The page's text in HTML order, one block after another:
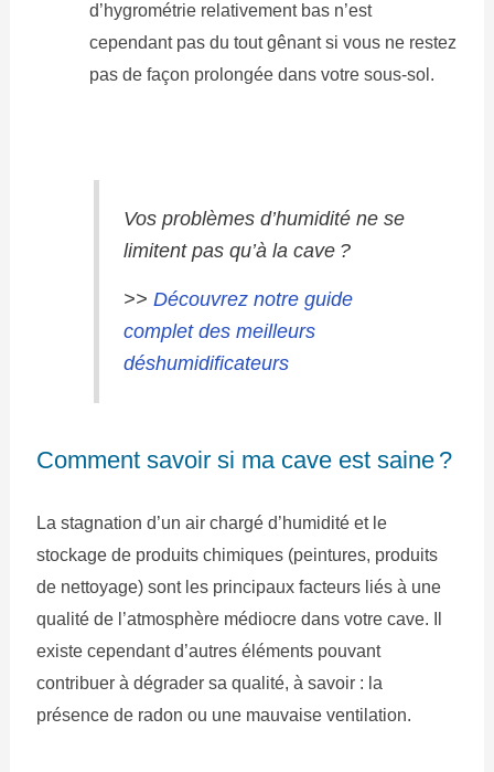
d’hygrométrie relativement bas n’est
cependant pas du tout gênant si vous ne restez
pas de façon prolongée dans votre sous-sol.
Vos problèmes d’humidité ne se
limitent pas qu’à la cave ?
>> Découvrez notre guide
complet des meilleurs
déshumidificateurs
Comment savoir si ma cave est saine ?
La stagnation d’un air chargé d’humidité et le
stockage de produits chimiques (peintures, produits
de nettoyage) sont les principaux facteurs liés à une
qualité de l’atmosphère médiocre dans votre cave. Il
existe cependant d’autres éléments pouvant
contribuer à dégrader sa qualité, à savoir : la
présence de radon ou une mauvaise ventilation.